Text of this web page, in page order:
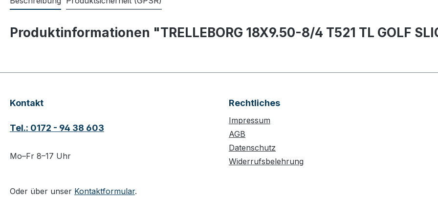
Produktinformationen "TRELLEBORG 18X9.50-8/4 T521 TL GOLF
Kontakt
Tel.: 0172 - 94 38 603
Mo–Fr 8–17 Uhr
Oder über unser Kontaktformular.
Rechtliches
Impressum
AGB
Datenschutz
Widerrufsbelehrung